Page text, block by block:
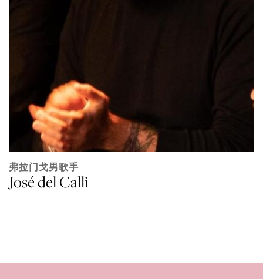
弗拉门戈男歌手
José del Calli